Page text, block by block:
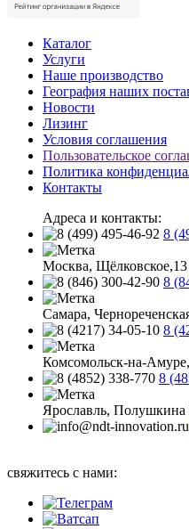
Каталог
Услуги
Наше производство
География наших
Новости
Лизинг
Условия соглашения
Пользовательское
Политика
Контакты
Адреса и контакты:
8
Москва, Щёлковское,13
8
Самара,
8
Комсомольск-на-Амуре,
8
Ярославль,
свяжитесь с нами: